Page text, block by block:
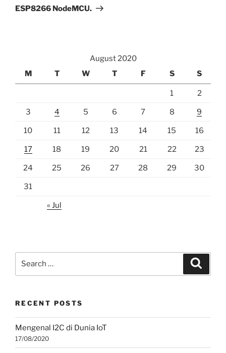
Post
ESP8266 NodeMCU.
August 2020
M
T W T F S S
1 2
3 4 5 6 7 8 9
10 11 12 13 14 15 16
17 18 19 20 21 22 23
24 25 26 27 28 29 30
31
« Jul
RECENT POSTS
Mengenal I2C di Dunia IoT
17/08/2020